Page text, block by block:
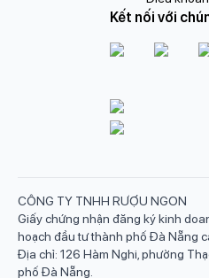
Kết nối với
CÔNG TY TNHH RƯỢU NGON
Giấy chứng nhận đăng ký kinh
hoạch đầu tư thành phố Đà Nẵng
Địa chỉ: 126 Hàm Nghi, phường
phố Đà Nẵng.